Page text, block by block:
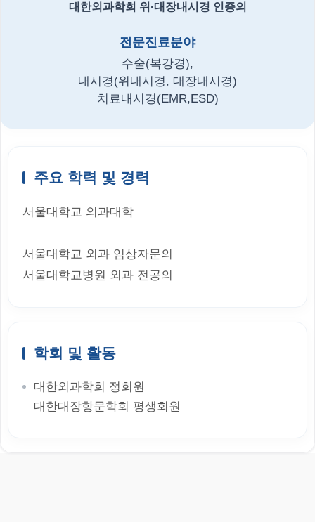
대한외과학회 위·대장내시경 인증의
전문진료분야
수술(복강경),
내시경(위내시경, 대장내시경)
치료내시경(EMR,ESD)
주요 학력 및 경력
서울대학교 의과대학
서울대학교 외과 임상자문의
서울대학교병원 외과 전공의
학회 및 활동
대한외과학회 정회원
대한대장항문학회 평생회원